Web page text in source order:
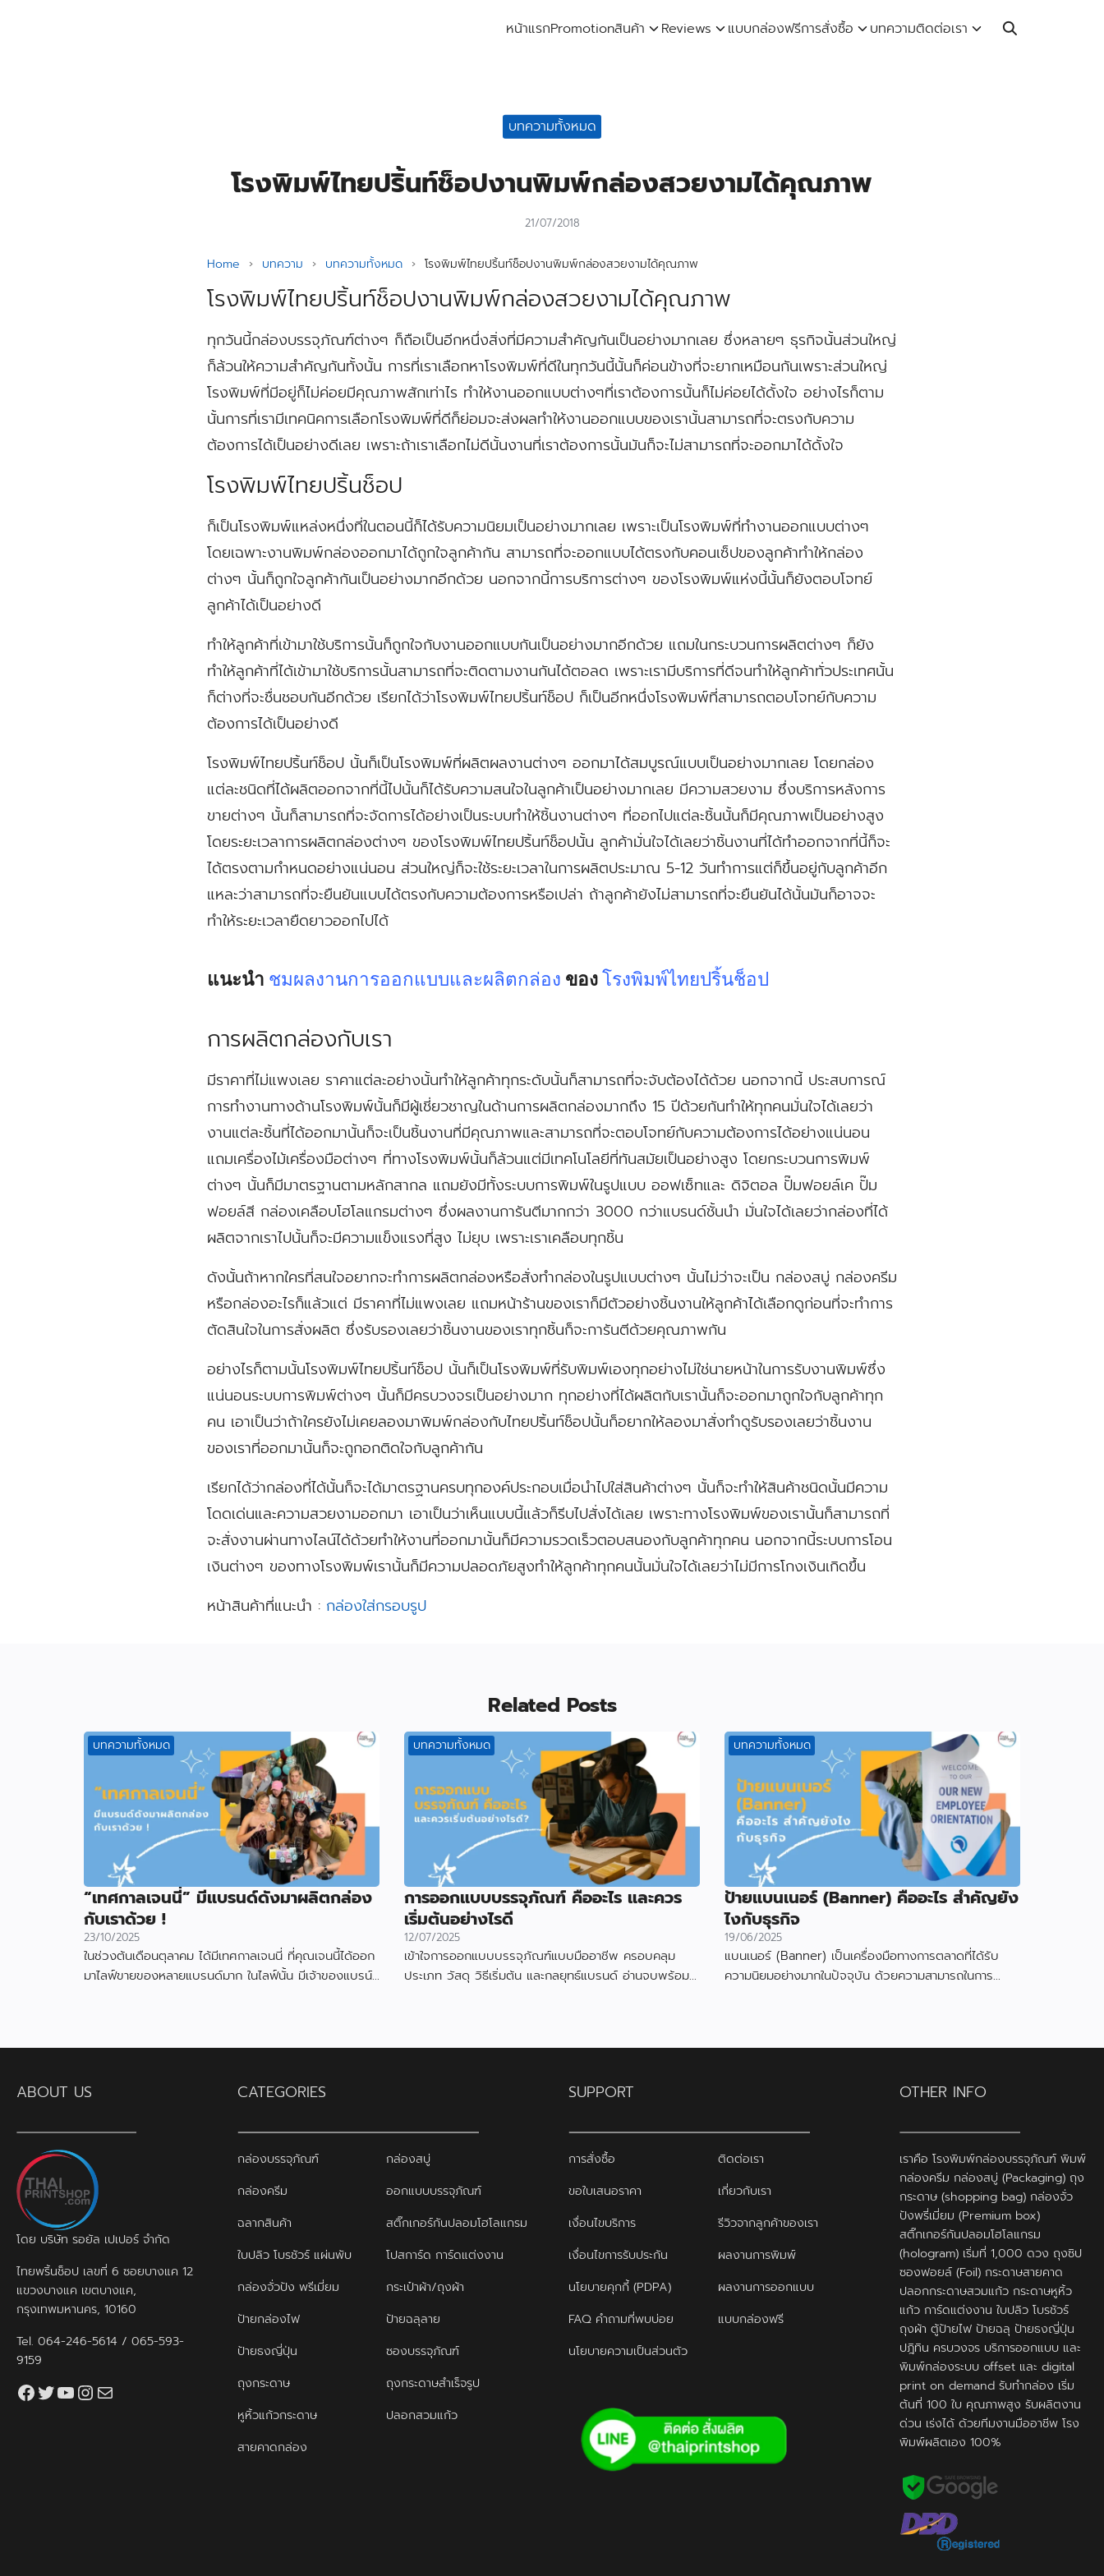
หน้าแรกPromotionสินค้า Reviews แบบกล่องฟรีการสั่งซื้อ บทความติดต่อเรา
บทความทั้งหมด
โรงพิมพ์ไทยปริ้นท์ช็อปงานพิมพ์กล่องสวยงามได้คุณภาพ
21/07/2018
Home › บทความ › บทความทั้งหมด › โรงพิมพ์ไทยปริ้นท์ช็อปงานพิมพ์กล่องสวยงามได้คุณภาพ
โรงพิมพ์ไทยปริ้นท์ช็อปงานพิมพ์กล่องสวยงามได้คุณภาพ
ทุกวันนี้กล่องบรรจุภัณฑ์ต่างๆ ก็ถือเป็นอีกหนึ่งสิ่งที่มีความสำคัญกันเป็นอย่างมากเลย ซึ่งหลายๆ ธุรกิจนั้นส่วนใหญ่
ก็ล้วนให้ความสำคัญกันทั้งนั้น การที่เราเลือกหาโรงพิมพ์ที่ดีในทุกวันนี้นั้นก็ค่อนข้างที่จะยากเหมือนกันเพราะส่วนใหญ่
โรงพิมพ์ที่มีอยู่ก็ไม่ค่อยมีคุณภาพสักเท่าไร ทำให้งานออกแบบต่างๆที่เราต้องการนั้นก็ไม่ค่อยได้ดั้งใจ อย่างไรก็ตาม
นั้นการที่เรามีเทคนิคการเลือกโรงพิมพ์ที่ดีก็ย่อมจะส่งผลทำให้งานออกแบบของเรานั้นสามารถที่จะตรงกับความ
ต้องการได้เป็นอย่างดีเลย เพราะถ้าเราเลือกไม่ดีนั้นงานที่เราต้องการนั้นมันก็จะไม่สามารถที่จะออกมาได้ดั้งใจ
โรงพิมพ์ไทยปริ้นช็อป
ก็เป็นโรงพิมพ์แหล่งหนึ่งที่ในตอนนี้ก็ได้รับความนิยมเป็นอย่างมากเลย เพราะเป็นโรงพิมพ์ที่ทำงานออกแบบต่างๆ
โดยเฉพาะงานพิมพ์กล่องออกมาได้ถูกใจลูกค้ากัน สามารถที่จะออกแบบได้ตรงกับคอนเซ็ปของลูกค้าทำให้กล่อง
ต่างๆ นั้นก็ถูกใจลูกค้ากันเป็นอย่างมากอีกด้วย นอกจากนี้การบริการต่างๆ ของโรงพิมพ์แห่งนี้นั้นก็ยังตอบโจทย์
ลูกค้าได้เป็นอย่างดี
ทำให้ลูกค้าที่เข้ามาใช้บริการนั้นก็ถูกใจกับงานออกแบบกันเป็นอย่างมากอีกด้วย แถมในกระบวนการผลิตต่างๆ ก็ยัง
ทำให้ลูกค้าที่ได้เข้ามาใช้บริการนั้นสามารถที่จะติดตามงานกันได้ตอลด เพราะเรามีบริการที่ดีจนทำให้ลูกค้าทั่วประเทศนั้น
ก็ต่างที่จะชื่นชอบกันอีกด้วย เรียกได้ว่าโรงพิมพ์ไทยปริ้นท์ช็อป ก็เป็นอีกหนึ่งโรงพิมพ์ที่สามารถตอบโจทย์กับความ
ต้องการได้เป็นอย่างดี
โรงพิมพ์ไทยปริ้นท์ช็อป นั้นก็เป็นโรงพิมพ์ที่ผลิตผลงานต่างๆ ออกมาได้สมบูรณ์แบบเป็นอย่างมากเลย โดยกล่อง
แต่ละชนิดที่ได้ผลิตออกจากที่นี้ไปนั้นก็ได้รับความสนใจในลูกค้าเป็นอย่างมากเลย มีความสวยงาม ซึ่งบริการหลังการ
ขายต่างๆ นั้นก็สามารถที่จะจัดการได้อย่างเป็นระบบทำให้ชิ้นงานต่างๆ ที่ออกไปแต่ละชิ้นนั้นก็มีคุณภาพเป็นอย่างสูง
โดยระยะเวลาการผลิตกล่องต่างๆ ของโรงพิมพ์ไทยปริ้นท์ช็อปนั้น ลูกค้ามั่นใจได้เลยว่าชิ้นงานที่ได้ทำออกจากที่นี้ก็จะ
ได้ตรงตามกำหนดอย่างแน่นอน ส่วนใหญ่ก็จะใช้ระยะเวลาในการผลิตประมาณ 5-12 วันทำการแต่ก็ขึ้นอยู่กับลูกค้าอีก
แหละว่าสามารถที่จะยืนยันแบบได้ตรงกับความต้องการหรือเปล่า ถ้าลูกค้ายังไม่สามารถที่จะยืนยันได้นั้นมันก็อาจจะ
ทำให้ระยะเวลายืดยาวออกไปได้
แนะนำ ชมผลงานการออกแบบและผลิตกล่อง ของโรงพิมพ์ไทยปริ้นช็อป
การผลิตกล่องกับเรา
มีราคาที่ไม่แพงเลย ราคาแต่ละอย่างนั้นทำให้ลูกค้าทุกระดับนั้นก็สามารถที่จะจับต้องได้ด้วย นอกจากนี้ ประสบการณ์
การทำงานทางด้านโรงพิมพ์นั้นก็มีผู้เชี่ยวชาญในด้านการผลิตกล่องมากถึง 15 ปีด้วยกันทำให้ทุกคนมั่นใจได้เลยว่า
งานแต่ละชิ้นที่ได้ออกมานั้นก็จะเป็นชิ้นงานที่มีคุณภาพและสามารถที่จะตอบโจทย์กับความต้องการได้อย่างแน่นอน
แถมเครื่องไม้เครื่องมือต่างๆ ที่ทางโรงพิมพ์นั้นก็ล้วนแต่มีเทคโนโลยีที่ทันสมัยเป็นอย่างสูง โดยกระบวนการพิมพ์
ต่างๆ นั้นก็มีมาตรฐานตามหลักสากล แถมยังมีทั้งระบบการพิมพ์ในรูปแบบ ออฟเซ็ทและ ดิจิตอล ปั๊มฟอยล์เค ปั๊ม
ฟอยล์สี กล่องเคลือบโฮโลแกรมต่างๆ ซึ่งผลงานการันตีมากกว่า 3000 กว่าแบรนด์ชั้นนำ มั่นใจได้เลยว่ากล่องที่ได้
ผลิตจากเราไปนั้นก็จะมีความแข็งแรงที่สูง ไม่ยุบ เพราะเราเคลือบทุกชิ้น
ดังนั้นถ้าหากใครที่สนใจอยากจะทำการผลิตกล่องหรือสั่งทำกล่องในรูปแบบต่างๆ นั้นไม่ว่าจะเป็น กล่องสบู่ กล่องครีม
หรือกล่องอะไรก็แล้วแต่ มีราคาที่ไม่แพงเลย แถมหน้าร้านของเราก็มีตัวอย่างชิ้นงานให้ลูกค้าได้เลือกดูก่อนที่จะทำการ
ตัดสินใจในการสั่งผลิต ซึ่งรับรองเลยว่าชิ้นงานของเราทุกชิ้นก็จะการันตีด้วยคุณภาพกัน
อย่างไรก็ตามนั้นโรงพิมพ์ไทยปริ้นท์ช็อป นั้นก็เป็นโรงพิมพ์ที่รับพิมพ์เองทุกอย่างไม่ใช่นายหน้าในการรับงานพิมพ์ซึ่ง
แน่นอนระบบการพิมพ์ต่างๆ นั้นก็มีครบวงจรเป็นอย่างมาก ทุกอย่างที่ได้ผลิตกับเรานั้นก็จะออกมาถูกใจกับลูกค้าทุก
คน เอาเป็นว่าถ้าใครยังไม่เคยลองมาพิมพ์กล่องกับไทยปริ้นท์ช็อปนั้นก็อยากให้ลองมาสั่งทำดูรับรองเลยว่าชิ้นงาน
ของเราที่ออกมานั้นก็จะถูกอกติดใจกับลูกค้ากัน
เรียกได้ว่ากล่องที่ได้นั้นก็จะได้มาตรฐานครบทุกองค์ประกอบเมื่อนำไปใส่สินค้าต่างๆ นั้นก็จะทำให้สินค้าชนิดนั้นมีความ
โดดเด่นและความสวยงามออกมา เอาเป็นว่าเห็นแบบนี้แล้วก็รีบไปสั่งได้เลย เพราะทางโรงพิมพ์ของเรานั้นก็สามารถที่
จะสั่งงานผ่านทางไลน์ได้ด้วยทำให้งานที่ออกมานั้นก็มีความรวดเร็วตอบสนองกับลูกค้าทุกคน นอกจากนี้ระบบการโอน
เงินต่างๆ ของทางโรงพิมพ์เรานั้นก็มีความปลอดภัยสูงทำให้ลูกค้าทุกคนนั้นมั่นใจได้เลยว่าไม่มีการโกงเงินเกิดขึ้น
หน้าสินค้าที่แนะนำ : กล่องใส่กรอบรูป
Related Posts
บทความทั้งหมด
“เทศกาลเจนนี่” มีแบรนด์ดังมาผลิตกล่อง
กับเราด้วย !
23/10/2025
ในช่วงต้นเดือนตุลาคม ได้มีเทศกาลเจนนี่ ที่คุณเจนนี้ได้ออก
มาไลฟ์ขายของหลายแบรนด์มาก ในไลฟ์นั้น มีเจ้าของแบรน์
บทความทั้งหมด
การออกแบบบรรจุภัณฑ์ คืออะไร และควร
เริ่มต้นอย่างไรดี
12/07/2025
เข้าใจการออกแบบบรรจุภัณฑ์แบบมืออาชีพ ครอบคลุม
ประเภท วัสดุ วิธีเริ่มต้น และกลยุทธ์แบรนด์ อ่านจบพร้อม
บทความทั้งหมด
ป้ายแบนเนอร์ (Banner) คืออะไร สำคัญยัง
ไงกับธุรกิจ
19/06/2025
แบนเนอร์ (Banner) เป็นเครื่องมือทางการตลาดที่ได้รับ
ความนิยมอย่างมากในปัจจุบัน ด้วยความสามารถในการ
ABOUT US
โดย บริษัท รอยัล เปเปอร์ จำกัด
ไทยพริ้นช็อป เลขที่ 6 ซอยบางแค 12
แขวงบางแค เขตบางแค,
กรุงเทพมหานคร, 10160
Tel. 064-246-5614 / 065-593-
9159
Facebook
Twitter
YouTube
Instagram
thaiprintshop.aw@gmail.com
CATEGORIES
กล่องบรรจุภัณฑ์
กล่องสบู่
กล่องครีม
ออกแบบบรรจุภัณฑ์
ฉลากสินค้า
สติ๊กเกอร์กันปลอมโฮโลแกรม
ใบปลิว โบรชัวร์ แผ่นพับ
โปสการ์ด การ์ดแต่งงาน
กล่องจั่วปัง พรีเมี่ยม
กระเป๋าผ้า/ถุงผ้า
ป้ายกล่องไฟ
ป้ายฉลุลาย
ป้ายธงญี่ปุ่น
ซองบรรจุภัณฑ์
ถุงกระดาษ
ถุงกระดาษสำเร็จรูป
หูหิ้วแก้วกระดาษ
ปลอกสวมแก้ว
สายคาดกล่อง
SUPPORT
การสั่งซื้อ
ติดต่อเรา
ขอใบเสนอราคา
เกี่ยวกับเรา
เงื่อนไขบริการ
รีวิวจากลูกค้าของเรา
เงื่อนไขการรับประกัน
ผลงานการพิมพ์
นโยบายคุกกี้ (PDPA)
ผลงานการออกแบบ
FAQ คำถามที่พบบ่อย
แบบกล่องฟรี
นโยบายความเป็นส่วนตัว
OTHER INFO
เราคือ โรงพิมพ์กล่องบรรจุภัณฑ์ พิมพ์
กล่องครีม กล่องสบู่ (Packaging) ถุง
กระดาษ (shopping bag) กล่องจั่ว
ปังพรี่เมี่ยม (Premium box)
สติ๊กเกอร์กันปลอมโฮโลแกรม
(hologram) เริ่มที่ 1,000 ดวง ถุงซิป
ซองฟอยล์ (Foil) กระดาษสายคาด
ปลอกกระดาษสวมแก้ว กระดาษหูหิ้ว
แก้ว การ์ดแต่งงาน ใบปลิว โบรชัวร์
ถุงผ้า ตู้ป้ายไฟ ป้ายฉลุ ป้ายธงญี่ปุ่น
ปฎิทิน ครบวงจร บริการออกแบบ และ
พิมพ์กล่องระบบ offset และ digital
print on demand รับทำกล่อง เริ่ม
ต้นที่ 100 ใบ คุณภาพสูง รับผลิตงาน
ด่วน เร่งได้ ด้วยทีมงานมืออาชีพ โรง
พิมพ์ผลิตเอง 100%